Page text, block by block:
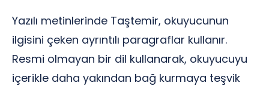
Yazılı metinlerinde Taştemir, okuyucunun
ilgisini çeken ayrıntılı paragraflar kullanır.
Resmi olmayan bir dil kullanarak, okuyucuyu
içerikle daha yakından bağ kurmaya teşvik